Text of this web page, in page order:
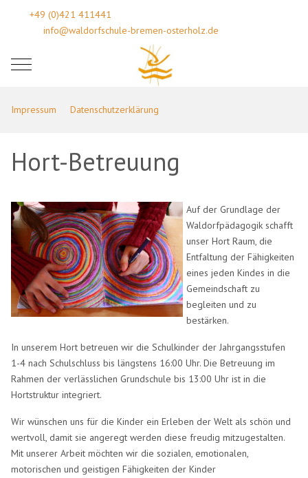
+49 (0)421 411441
info@waldorfschule-bremen-osterholz.de
Mobile Menu Toggle
Impressum Datenschutzerklärung
Hort-Betreuung
Auf der Grundlage der
Waldorfpädagogik schafft
unser Hort Raum, die
Entfaltung der Fähigkeiten
eines jeden Kindes in die
Gemeindschaft zu
begleiten und zu
bestärken.
In unserem Hort betreuen wir die Schulkinder der Jahrgangsstufen
1-4 nach Schulschluss bis längstens 16:00 Uhr. Die Betreuung im
Rahmen der verlässlichen Grundschule bis 13:00 Uhr ist in die
Hortstruktur integriert.
Wir wünschen uns für die Kinder ein Erleben der Welt als schön und
wertvoll, damit sie angeregt werden diese freudig mitzugestalten.
Mit unserer Arbeit möchten wir die sozialen, emotionalen,
motorischen und geistigen Fähigkeiten der Kinder